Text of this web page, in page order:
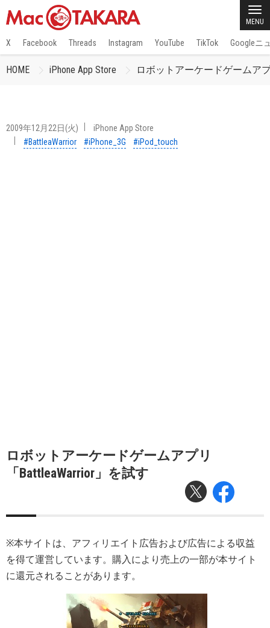
MENU
X Facebook Threads Instagram YouTube TikTok Googleニ
HOME iPhone App Store ロボットアーケードゲームア
2009年12月22日(火)
iPhone App Store
#BattleaWarrior
#iPhone_3G #iPod_touch
ロボットアーケードゲームアプリ
「BattleaWarrior」を試す
※本サイトは、アフィリエイト広告および広告による収益
を得て運営しています。購入により売上の一部が本サイト
に還元されることがあります。